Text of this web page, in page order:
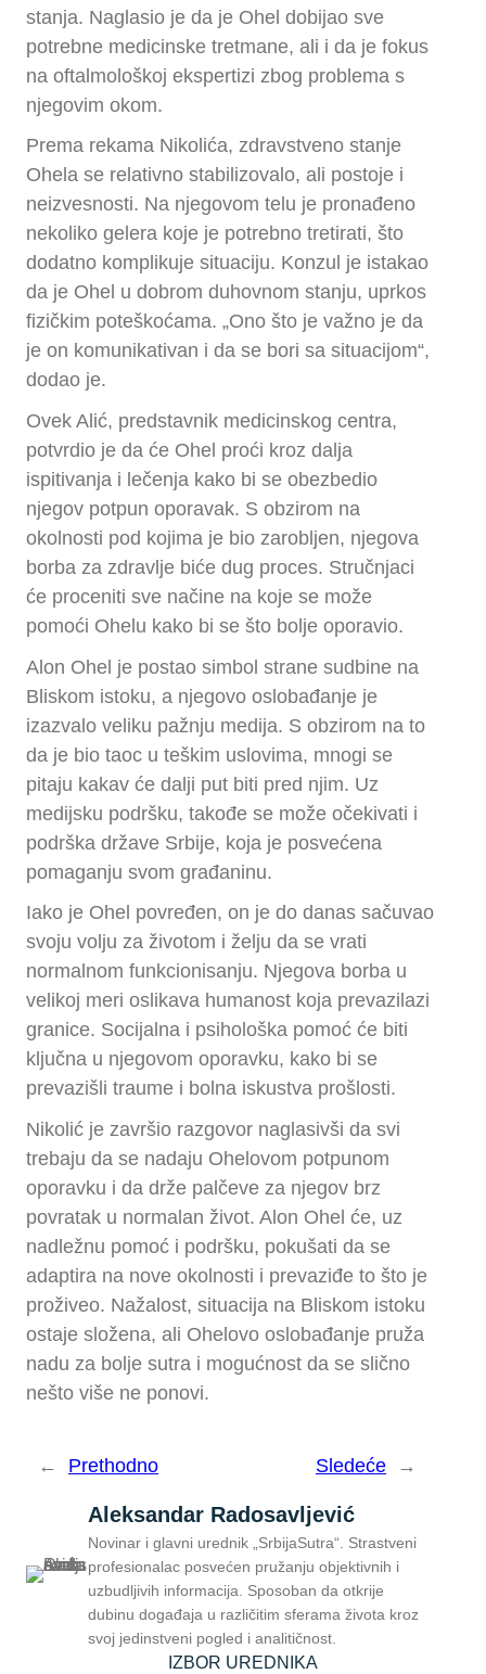
stanja. Naglasio je da je Ohel dobijao sve
potrebne medicinske tretmane, ali i da je fokus
na oftalmološkoj ekspertizi zbog problema s
njegovim okom.
Prema rekama Nikolića, zdravstveno stanje
Ohela se relativno stabilizovalo, ali postoje i
neizvesnosti. Na njegovom telu je pronađeno
nekoliko gelera koje je potrebno tretirati, što
dodatno komplikuje situaciju. Konzul je istakao
da je Ohel u dobrom duhovnom stanju, uprkos
fizičkim poteškoćama. „Ono što je važno je da
je on komunikativan i da se bori sa situacijom“,
dodao je.
Ovek Alić, predstavnik medicinskog centra,
potvrdio je da će Ohel proći kroz dalja
ispitivanja i lečenja kako bi se obezbedio
njegov potpun oporavak. S obzirom na
okolnosti pod kojima je bio zarobljen, njegova
borba za zdravlje biće dug proces. Stručnjaci
će proceniti sve načine na koje se može
pomoći Ohelu kako bi se što bolje oporavio.
Alon Ohel je postao simbol strane sudbine na
Bliskom istoku, a njegovo oslobađanje je
izazvalo veliku pažnju medija. S obzirom na to
da je bio taoc u teškim uslovima, mnogi se
pitaju kakav će dalji put biti pred njim. Uz
medijsku podršku, takođe se može očekivati i
podrška države Srbije, koja je posvećena
pomaganju svom građaninu.
Iako je Ohel povređen, on je do danas sačuvao
svoju volju za životom i želju da se vrati
normalnom funkcionisanju. Njegova borba u
velikoj meri oslikava humanost koja prevazilazi
granice. Socijalna i psihološka pomoć će biti
ključna u njegovom oporavku, kako bi se
prevazišli traume i bolna iskustva prošlosti.
Nikolić je završio razgovor naglasivši da svi
trebaju da se nadaju Ohelovom potpunom
oporavku i da drže palčeve za njegov brz
povratak u normalan život. Alon Ohel će, uz
nadležnu pomoć i podršku, pokušati da se
adaptira na nove okolnosti i prevaziđe to što je
proživeo. Nažalost, situacija na Bliskom istoku
ostaje složena, ali Ohelovo oslobađanje pruža
nadu za bolje sutra i mogućnost da se slično
nešto više ne ponovi.
← Prethodno Sledeće →
Aleksandar Radosavljević
Novinar i glavni urednik „SrbijaSutra“. Strastveni
profesionalac posvećen pružanju objektivnih i
uzbudljivih informacija. Sposoban da otkrije
dubinu događaja u različitim sferama života kroz
svoj jedinstveni pogled i analitičnost.
IZBOR UREDNIKA